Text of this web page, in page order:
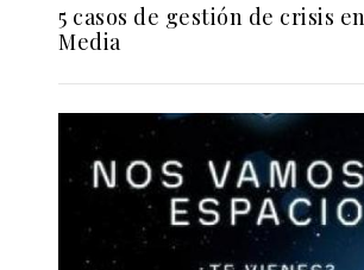
5 casos de gestión de crisis
Media